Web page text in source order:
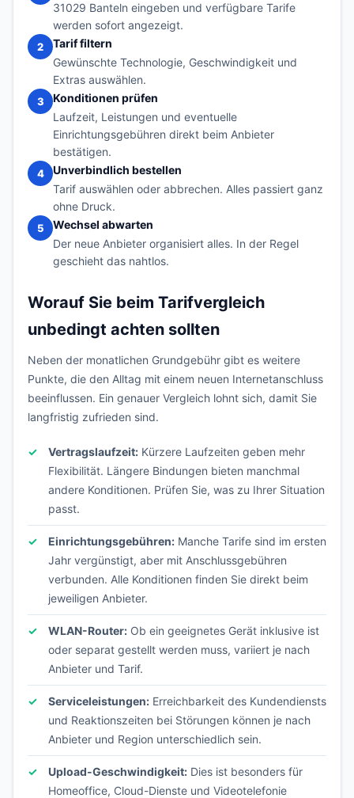
31029 Banteln eingeben und verfügbare Tarife
werden sofort angezeigt.
2
Tarif filtern
Gewünschte Technologie, Geschwindigkeit und
Extras auswählen.
3
Konditionen prüfen
Laufzeit, Leistungen und eventuelle
Einrichtungsgebühren direkt beim Anbieter
bestätigen.
4
Unverbindlich bestellen
Tarif auswählen oder abbrechen. Alles passiert ganz
ohne Druck.
5
Wechsel abwarten
Der neue Anbieter organisiert alles. In der Regel
geschieht das nahtlos.
Worauf Sie beim Tarifvergleich
unbedingt achten sollten
Neben der monatlichen Grundgebühr gibt es weitere
Punkte, die den Alltag mit einem neuen Internetanschluss
beeinflussen. Ein genauer Vergleich lohnt sich, damit Sie
langfristig zufrieden sind.
Vertragslaufzeit: Kürzere Laufzeiten geben mehr
Flexibilität. Längere Bindungen bieten manchmal
andere Konditionen. Prüfen Sie, was zu Ihrer Situation
passt.
Einrichtungsgebühren: Manche Tarife sind im ersten
Jahr vergünstigt, aber mit Anschlussgebühren
verbunden. Alle Konditionen finden Sie direkt beim
jeweiligen Anbieter.
WLAN-Router: Ob ein geeignetes Gerät inklusive ist
oder separat gestellt werden muss, variiert je nach
Anbieter und Tarif.
Serviceleistungen: Erreichbarkeit des Kundendiensts
und Reaktionszeiten bei Störungen können je nach
Anbieter und Region unterschiedlich sein.
Upload-Geschwindigkeit: Dies ist besonders für
Homeoffice, Cloud-Dienste und Videotelefonie